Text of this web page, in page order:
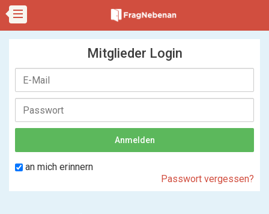
Mitglieder Login
an mich erinnern
Passwort vergessen?